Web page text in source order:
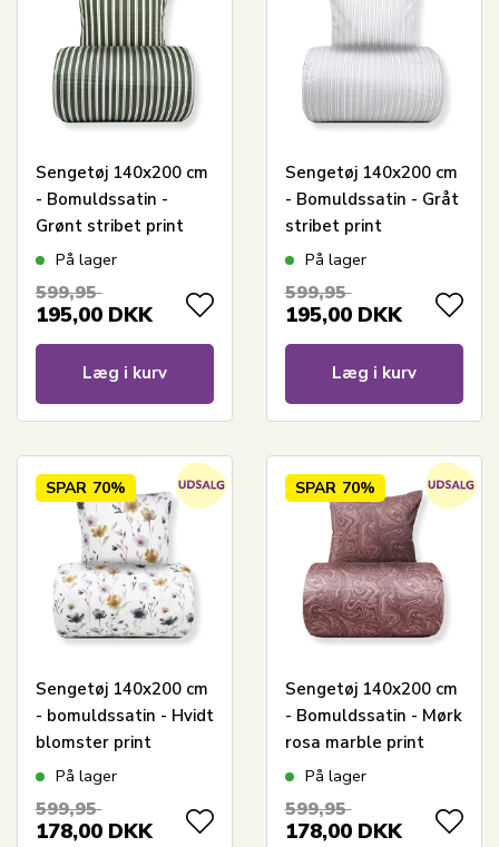
Sengetøj 140x200 cm
- Bomuldssatin -
Grønt stribet print
På lager
599,95
195,00 DKK
Læg i kurv
Sengetøj 140x200 cm
- Bomuldssatin - Gråt
stribet print
På lager
599,95
195,00 DKK
Læg i kurv
SPAR 70%
Sengetøj 140x200 cm
- bomuldssatin - Hvidt
blomster print
På lager
599,95
178,00 DKK
SPAR 70%
Sengetøj 140x200 cm
- Bomuldssatin - Mørk
rosa marble print
På lager
599,95
178,00 DKK